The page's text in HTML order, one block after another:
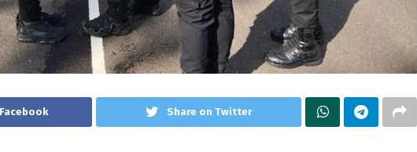
Share on Twitter